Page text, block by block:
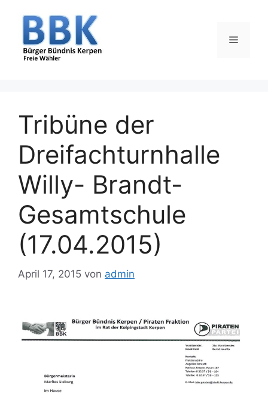
springen
Menü
Tribüne der
Dreifachturnhalle
Willy- Brandt-
Gesamtschule
(17.04.2015)
April 17, 2015 von admin